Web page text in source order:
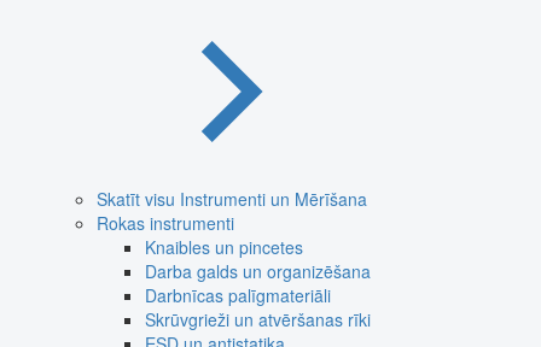
Skatīt visu Instrumenti un Mērīšana
Rokas instrumenti
Knaibles un pincetes
Darba galds un organizēšana
Darbnīcas palīgmateriāli
Skrūvgrieži un atvēršanas rīki